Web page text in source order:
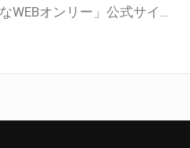
「とらのあなWEBオンリー」公式サイトでとらのあな通販の「割引クーポン」を配布中！ イベントごとに開催当日限定で使える割引クーポンのシリアルコードを発行します。 とらのあなWEBオンリーのページをチェックして、イベント当日にお得にお買い物を楽しみましょう♪ ※本キャンペーンは予告なく終了する場合がございます。 とらのあなWEBオンリーサイトはこちら